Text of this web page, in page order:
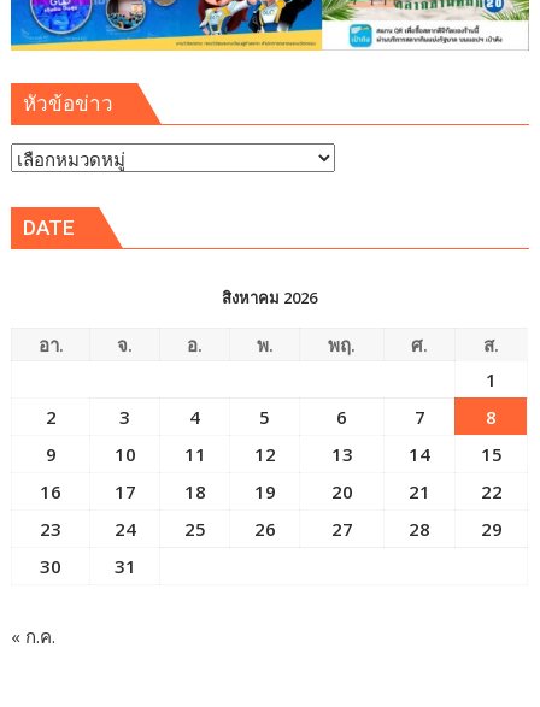
หัวข้อข่าว
หัวข้อ
DATE
สิงหาคม 2026
อา. จ. อ. พ. พฤ. ศ.
ส.
1
2
3 4 5 6 7
8
9
10 11 12 13 14
15
16
17 18 19 20 21
22
23
24 25 26 27 28
29
30
31
« ก.ค.